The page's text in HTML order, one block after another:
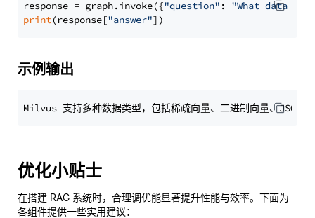
response = graph.invoke({"question" : "What data
print(response["answer"
示例输出
优化小贴士
在搭建 RAG 系统时，合理调优能显著提升性能与效率。下面为
各组件提供一些实用建议：